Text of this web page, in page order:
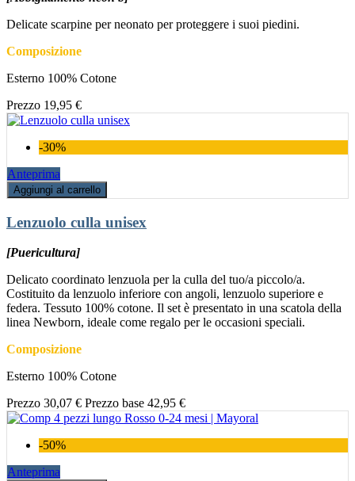
Delicate scarpine per neonato per proteggere i suoi piedini.
Composizione
Esterno 100% Cotone
Prezzo 19,95 €
-30%
Anteprima
Aggiungi al carrello
Lenzuolo culla unisex
[Puericultura]
Delicato coordinato lenzuola per la culla del tuo/a piccolo/a.
Costituito da lenzuolo inferiore con angoli, lenzuolo superiore e
federa. Tessuto 100% cotone. Il set è presentato in una scatola della
linea Newborn, ideale come regalo per le occasioni speciali.
Composizione
Esterno 100% Cotone
Prezzo 30,07 € Prezzo base 42,95 €
-50%
Anteprima